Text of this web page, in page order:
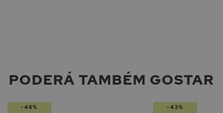
PODERÁ TAMBÉM GOSTAR
-46% -43%